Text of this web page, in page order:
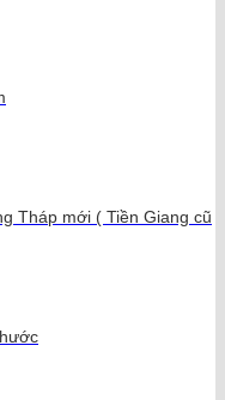
Tháp mới ( Tiền Giang cũ